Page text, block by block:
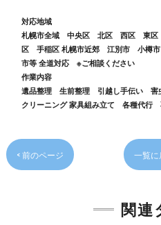
対応地域
札幌市全域 中央区 北区 西区 東
区 手稲区 札幌市近郊 江別市 小樽
市等 全道対応 ※ご相談ください
作業内容
遺品整理 生前整理 引越し手伝い
クリーニング 家具組み立て 各種代行
< 前のページ 一覧に
関連